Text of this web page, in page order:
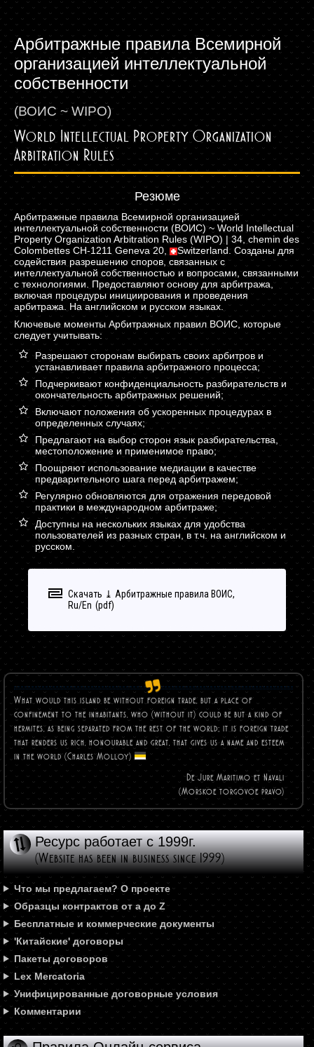
Арбитражные правила Всемирной
организацией интеллектуальной
собственности
(ВОИС ~ WIPO)
World Intellectual Property Organization
Arbitration Rules
Резюме
Арбитражные правила Всемирной организацией
интеллектуальной собственности (ВОИС) ~ World Intellectual
Property Organization Arbitration Rules (WIPO) | 34, chemin des
Colombettes CH-1211 Geneva 20,
Switzerland. Созданы для
содействия разрешению споров, связанных с
интеллектуальной собственностью и вопросами, связанными
с технологиями. Предоставляют основу для арбитража,
включая процедуры инициирования и проведения
арбитража. На английском и русском языках.
Ключевые моменты Арбитражных правил ВОИС, которые
следует учитывать:
Разрешают сторонам выбирать своих арбитров и
устанавливает правила арбитражного процесса;
Подчеркивают конфиденциальность разбирательств и
окончательность арбитражных решений;
Включают положения об ускоренных процедурах в
определенных случаях;
Предлагают на выбор сторон язык разбирательства,
местоположение и применимое право;
Поощряют использование медиации в качестве
предварительного шага перед арбитражем;
Регулярно обновляются для отражения передовой
практики в международном арбитраже;
Доступны на нескольких языках для удобства
пользователей из разных стран, в т.ч. на английском и
русском.
Скачать ⤓ Арбитражные правила ВОИС,
Ru/En
What would this island be without foreign trade, but a place of
confinement to the inhabitants, who (without it) could be but a kind of
hermites, as being separated from the rest of the world; it is foreign trade
that renders us rich, honourable and great, that gives us a name and esteem
in the world (CharlesMolloy)
De Jure Maritimo et Navali
(Morskoe torgovoe pravo)
Ресурс работает с 1999г.
(Website has been in business since 1999)
Что мы предлагаем? О проекте
Образцы контрактов от а до Z
Бесплатные и коммерческие документы
'Китайские' договоры
Пакеты договоров
Lex Mercatoria
Унифицированные договорные условия
Комментарии